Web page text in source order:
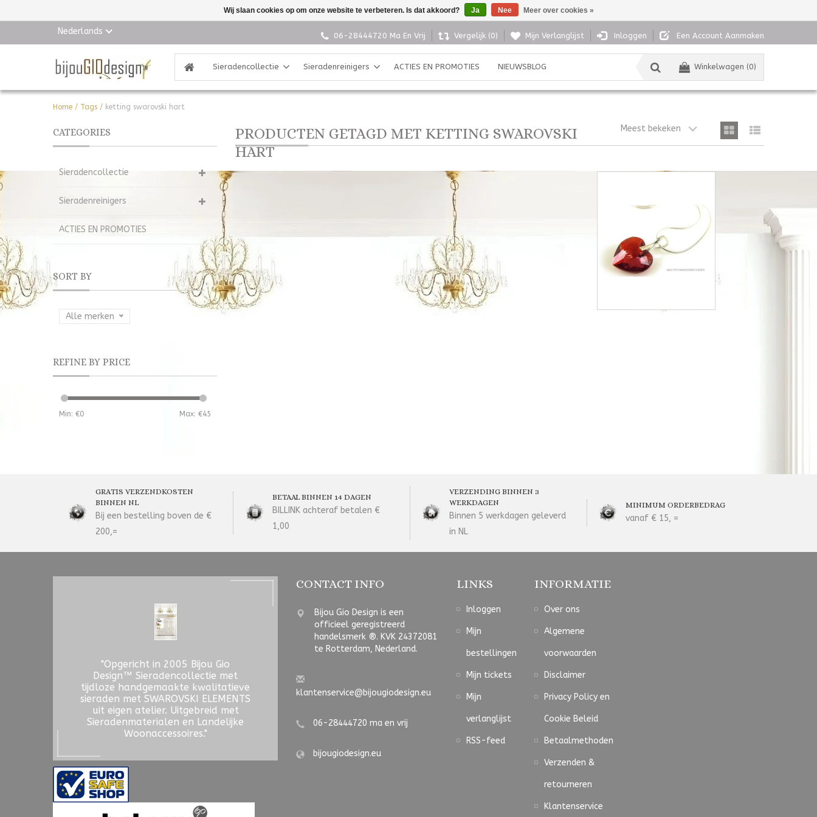
Nederlands 06-28444720 Ma En Vrij Vergelijk (0) Mijn Verlanglijst Inloggen Een Account Aanmaken
Winkelwagen (0)
Sieradencollectie Sieradenreinigers ACTIES EN PROMOTIES NIEUWSBLOG
Home / Tags / ketting swarovski hart
CATEGORIES
Sieradencollectie
Sieradenreinigers
ACTIES EN PROMOTIES
SORT BY
Alle merken
REFINE BY PRICE
Min: €0 Max: €45
PRODUCTEN GETAGD MET KETTING SWAROVSKI
HART
Meest bekeken
GRATIS VERZENDKOSTEN
BINNEN NL
Bij een bestelling boven de €
200,=
BETAAL BINNEN 14 DAGEN
BILLINK achteraf betalen €
1,00
VERZENDING BINNEN 3
WERKDAGEN
Binnen 5 werkdagen geleverd
in NL
MINIMUM ORDERBEDRAG
vanaf € 15, =
"Opgericht in 2005 Bijou Gio
Design™ Sieradencollectie met
tijdloze handgemaakte kwalitatieve
sieraden met SWAROVSKI ELEMENTS
uit eigen atelier. Uitgebreid met
Sieradenmaterialen en Landelijke
Woonaccessoires."
CONTACT INFO
Bijou Gio Design is een
officieel geregistreerd
handelsmerk ®. KVK 24372081
te Rotterdam, Nederland.
klantenservice@bijougiodesign.eu
06-28444720 ma en vrij
bijougiodesign.eu
LINKS
Inloggen
Mijn
bestellingen
Mijn tickets
Mijn
verlanglijst
RSS-feed
INFORMATIE
Over ons
Algemene
voorwaarden
Disclaimer
Privacy Policy en
Cookie Beleid
Betaalmethoden
Verzenden &
retourneren
Klantenservice
Wij slaan cookies op om onze website te verbeteren. Is dat akkoord? Ja Nee Meer over cookies »